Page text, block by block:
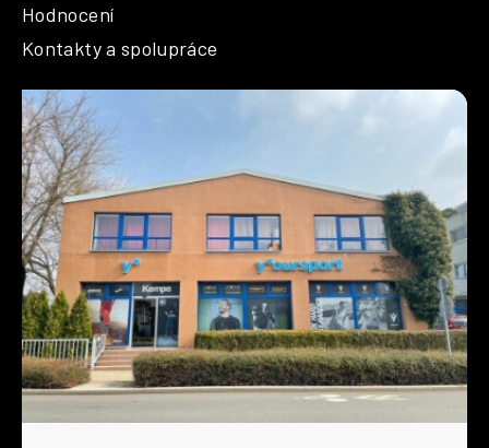
Hodnocení
Kontakty a spolupráce